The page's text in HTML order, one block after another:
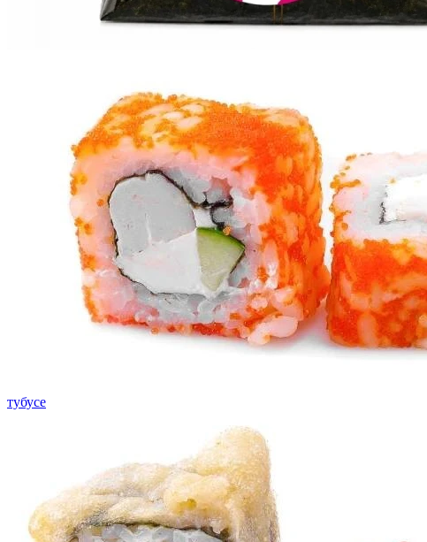
тубусе